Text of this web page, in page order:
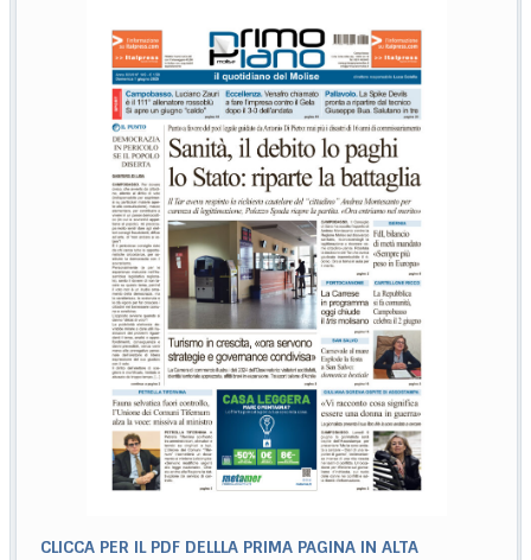
CLICCA PER IL PDF DELLLA PRIMA PAGINA IN ALTA